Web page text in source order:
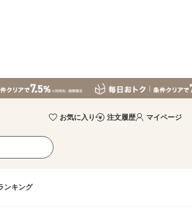
お気に入り 注文履歴 マイページ
ンキング